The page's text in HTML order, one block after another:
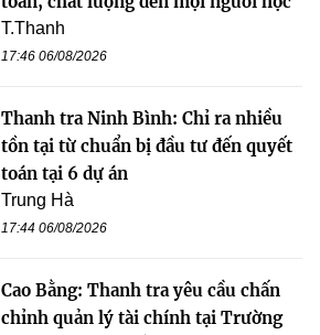
T.Thanh
17:46 06/08/2026
Thanh tra Ninh Bình: Chỉ ra nhiều
tồn tại từ chuẩn bị đầu tư đến quyết
toán tại 6 dự án
Trung Hà
17:44 06/08/2026
Cao Bằng: Thanh tra yêu cầu chấn
chỉnh quản lý tài chính tại Trường